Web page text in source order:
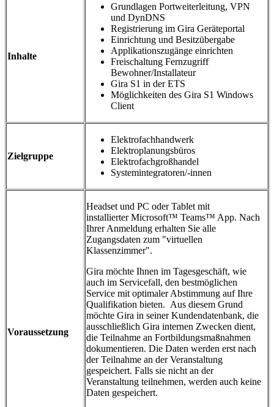
Inhalte
Grundlagen Portweiterleitung, VPN
und DynDNS
Registrierung im Gira Geräteportal
Einrichtung und Besitzübergabe
Applikationszugänge einrichten
Freischaltung Fernzugriff
Bewohner/Installateur
Gira S1 in der ETS
Möglichkeiten des Gira S1 Windows
Client
Zielgruppe
Elektrofachhandwerk
Elektroplanungsbüros
Elektrofachgroßhandel
Systemintegratoren/-innen
Voraussetzung
Headset und PC oder Tablet mit
installierter Microsoft™ Teams™ App. Nach
Ihrer Anmeldung erhalten Sie alle
Zugangsdaten zum "virtuellen
Klassenzimmer".
Gira möchte Ihnen im Tagesgeschäft, wie
auch im Servicefall, den bestmöglichen
Service mit optimaler Abstimmung auf Ihre
Qualifikation bieten. Aus diesem Grund
möchte Gira in seiner Kundendatenbank, die
ausschließlich Gira internen Zwecken dient,
die Teilnahme an Fortbildungsmaßnahmen
dokumentieren. Die Daten werden erst nach
der Teilnahme an der Veranstaltung
gespeichert. Falls sie nicht an der
Veranstaltung teilnehmen, werden auch keine
Daten gespeichert.